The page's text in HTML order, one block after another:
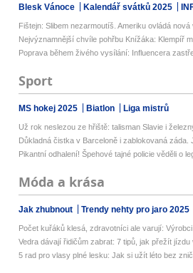
Blesk Vánoce Kalendář svátků 2025
Fištejn: Slibem nezarmoutíš. Ameriku ovládá nová
Nejvýznamnější chvíle pohřbu Knížáka: Klempíř
Poprava během živého vysílání: Influencera
Sport
MS hokej 2025 Biatlon Liga mistrů
Už rok neslezou ze hřiště: talisman Slavie i
Důkladná čistka v Barceloně i zablokovaná záda.
Pikantní odhalení! Špehové tajné policie věděli o
Móda a krása
Jak zhubnout Trendy nehty pro jaro 2025
Počet kuřáků klesá, zdravotníci ale varují: Výrobci
Vedra dávají řidičům zabrat: 7 tipů, jak přežít jízdu
5 rad pro vlasy plné lesku: Jak si užít léto bez